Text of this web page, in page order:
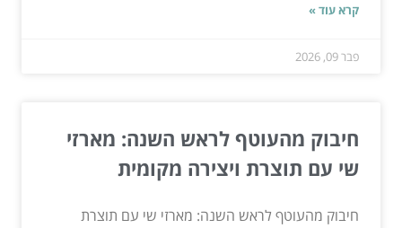
קרא עוד »
פבר 09, 2026
חיבוק מהעוטף לראש השנה: מארזי
שי עם תוצרת ויצירה מקומית
חיבוק מהעוטף לראש השנה: מארזי שי עם תוצרת